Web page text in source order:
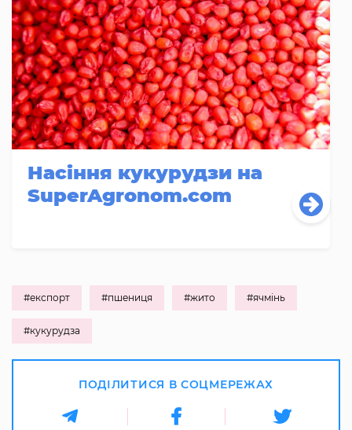
Насіння кукурудзи на
SuperAgronom.com
#експорт #пшениця #жито #ячмінь
#кукурудза
ПОДІЛИТИСЯ В СОЦМЕРЕЖАХ